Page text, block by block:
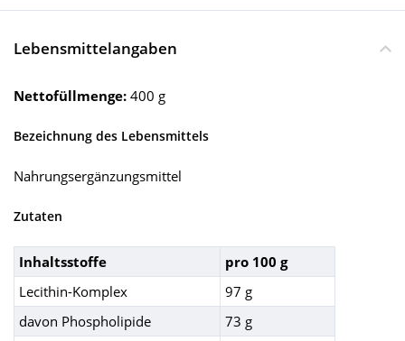
Lebensmittelangaben
Nettofüllmenge: 400 g
Bezeichnung des Lebensmittels
Nahrungsergänzungsmittel
Zutaten
Inhaltsstoffe
pro 100 g
Lecithin-Komplex
97 g
davon Phospholipide
73 g